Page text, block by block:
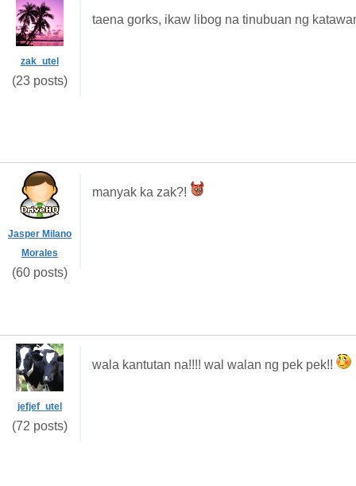
zak_utel
(23 posts)
taena gorks, ikaw libog na tinubuan ng
Jasper Milano
Morales
(60 posts)
manyak ka zak?!
jefjef_utel
(72 posts)
wala kantutan na!!!! wal walan ng pek pek!!